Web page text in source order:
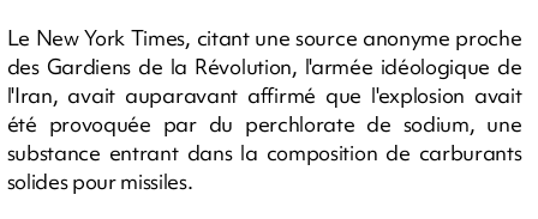
Le New York Times, citant une source anonyme proche
des Gardiens de la Révolution, l'armée idéologique de
l'Iran, avait auparavant affirmé que l'explosion avait
été provoquée par du perchlorate de sodium, une
substance entrant dans la composition de carburants
solides pour missiles.